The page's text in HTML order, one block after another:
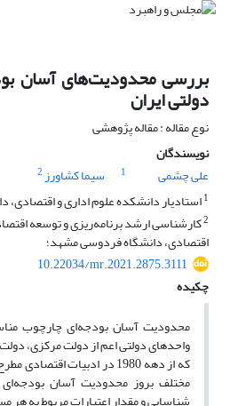
بررسی محدودیت‌های آسان
دولتی ایران
نوع مقاله : مقاله پژوهشی
نویسندگان
علی چشمی
1 سیما کشاورز2
1استادیار دانشکده علوم اداری و
2کارشناسی ارشد برنامه‌ریزی و توسعه
اقتصادی، دانشگاه فردوسی مشهد؛
10.22034/mr.2021.2875.3111
چکیده
محدودیت آسان بودجه‌ای چارچوب
واحدهای دولتی اعم از دولت مرکزی،
که از دهه 1980 در ادبیات
مختلف بروز محدودیت آسان